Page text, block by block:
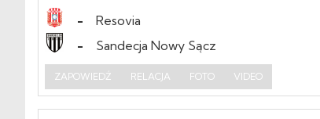
-
Resovia
-
Sandecja Nowy Sącz
ZAPOWIEDŹ RELACJA FOTO VIDEO